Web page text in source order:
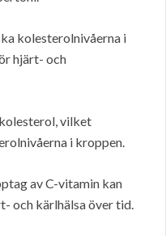
kolesterolnivåerna i
hjärt- och
vilket
i kroppen.
av C-vitamin kan
och kärlhälsa över tid.